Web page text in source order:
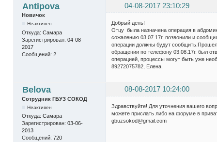
Antipova 04-08-2017 23:10:29
Новичок
Неактивен
Откуда: Самара
Зарегистрирован: 04-08-
2017
Сообщений: 2
Добрый день!
Отцу была назначена операция в
сожалению 03.07.17г. позвонили и
операции должны будут
обращении по телефону 03.08.17г. был
операцией, процессы могут быть уже
89272075782, Елена.
Belova 08-08-2017 10:24:00
Сотрудник ГБУЗ СОКОД
Неактивен
Откуда: Самара
Зарегистрирован: 03-06-
2013
Сообщений: 720
Здравствуйте! Для уточнения вашего
можете прислать либо на форуме в
gbuzsokod@gmail.com